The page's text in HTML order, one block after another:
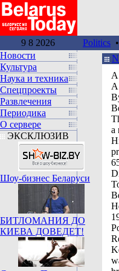
9 8 2026 Politics •
Новости
Культура
Наука и техника
Спецпроекты
Развлечения
Периодика
О сервере
ЭКСКЛЮЗИВ
Шоу-бизнес Беларуси
БИТЛОМАНИЯ ДО
КИЕВА ДОВЕДЕТ!
a